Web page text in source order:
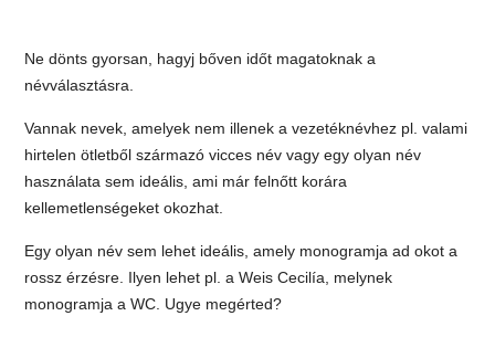
Ne dönts gyorsan, hagyj bőven időt magatoknak a
névválasztásra.
Vannak nevek, amelyek nem illenek a vezetéknévhez pl. valami
hirtelen ötletből származó vicces név vagy egy olyan név
használata sem ideális, ami már felnőtt korára
kellemetlenségeket okozhat.
Egy olyan név sem lehet ideális, amely monogramja ad okot a
rossz érzésre. Ilyen lehet pl. a Weis Cecilía, melynek
monogramja a WC. Ugye megérted?